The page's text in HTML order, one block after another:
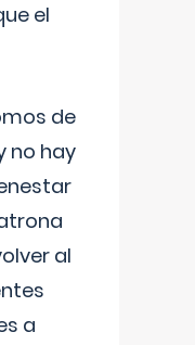
el
de
no hay
al
a